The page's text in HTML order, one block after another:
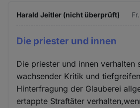
Harald Jeitler (nicht überprüft)
Die priester und innen
Die priester und innen verhalten
wachsender Kritik und
Hinterfragung der Glauberei
ertappte Straftäter